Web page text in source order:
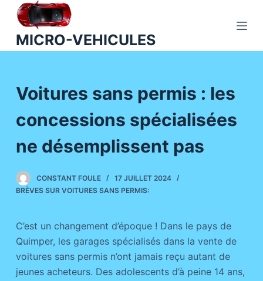
P
u
o
e
u
MICRO-VEHICULES
Voitures sans permis : les
concessions spécialisées
ne désemplissent pas
CONSTANT FOULE
17 JUILLET 2024
BRÈVES SUR VOITURES SANS PERMIS:
C’est un changement d’époque ! Dans le pays de
Quimper, les garages spécialisés dans la vente de
voitures sans permis n’ont jamais reçu autant de
jeunes acheteurs. Des adolescents d’à peine 14 ans,